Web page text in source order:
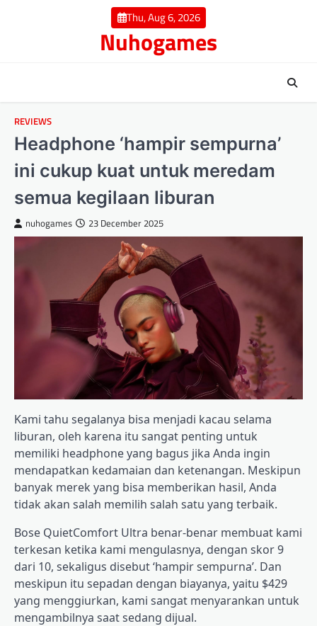
Thu, Aug 6, 2026
Nuhogames
REVIEWS
Headphone ‘hampir sempurna’
ini cukup kuat untuk meredam
semua kegilaan liburan
nuhogames 23 December 2025
Kami tahu segalanya bisa menjadi kacau selama
liburan, oleh karena itu sangat penting untuk
memiliki headphone yang bagus jika Anda ingin
mendapatkan kedamaian dan ketenangan. Meskipun
banyak merek yang bisa memberikan hasil, Anda
tidak akan salah memilih salah satu yang terbaik.
Bose QuietComfort Ultra benar-benar membuat kami
terkesan ketika kami mengulasnya, dengan skor 9
dari 10, sekaligus disebut ‘hampir sempurna’. Dan
meskipun itu sepadan dengan biayanya, yaitu $429
yang menggiurkan, kami sangat menyarankan untuk
mengambilnya saat sedang dijual.